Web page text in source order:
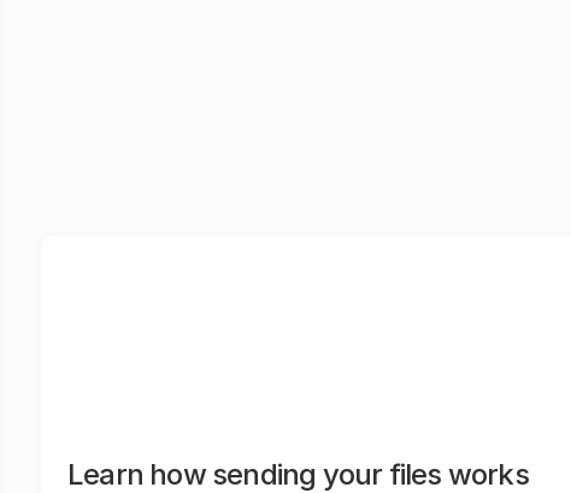
Learn how sending your files works